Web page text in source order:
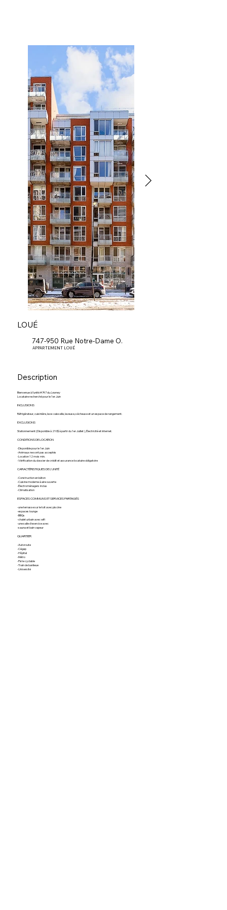
747-950 Rue Notre-Dame O.
APPARTEMENT LOUÉ
LOUÉ
Description
Bienvenue à l’unité #747 duLowney
Locataire recherché pour le 1er Juin
INCLUSIONS
Réfrigérateur, cuisinière, lave-vaisselle, laveuse, sécheuse et un espace de rangement.
EXCLUSIONS
Stationnement (Disponible à 210$ à partir du 1er Juillet ), Électricité et internet.
CONDITIONS DE LOCATION
-Disponible pour le 1er Juin
-Animaux ne sont pas acceptés
-Location 12 mois min.
-Vérification du dossier de crédit et assurance locataire obligatoire
CARACTÉRISTIQUES DE L'UNITÉ
-Construction en béton
-Cuisine moderne à aire ouverte
-Électroménagers inclus
-Climatisation
ESPACES COMMUNS ET SERVICES PARTAGÉS
-une terrasse sur le toit avec piscine
-espaces lounge
-BBQs
-chalet urbain avec wifi
-une salle d'exercice avec
-sauna et bain vapeur
QUARTIER
-Autoroute
-Cégep
-Hôpital
-Métro
-Piste cyclable
-Train de banlieue
-Université